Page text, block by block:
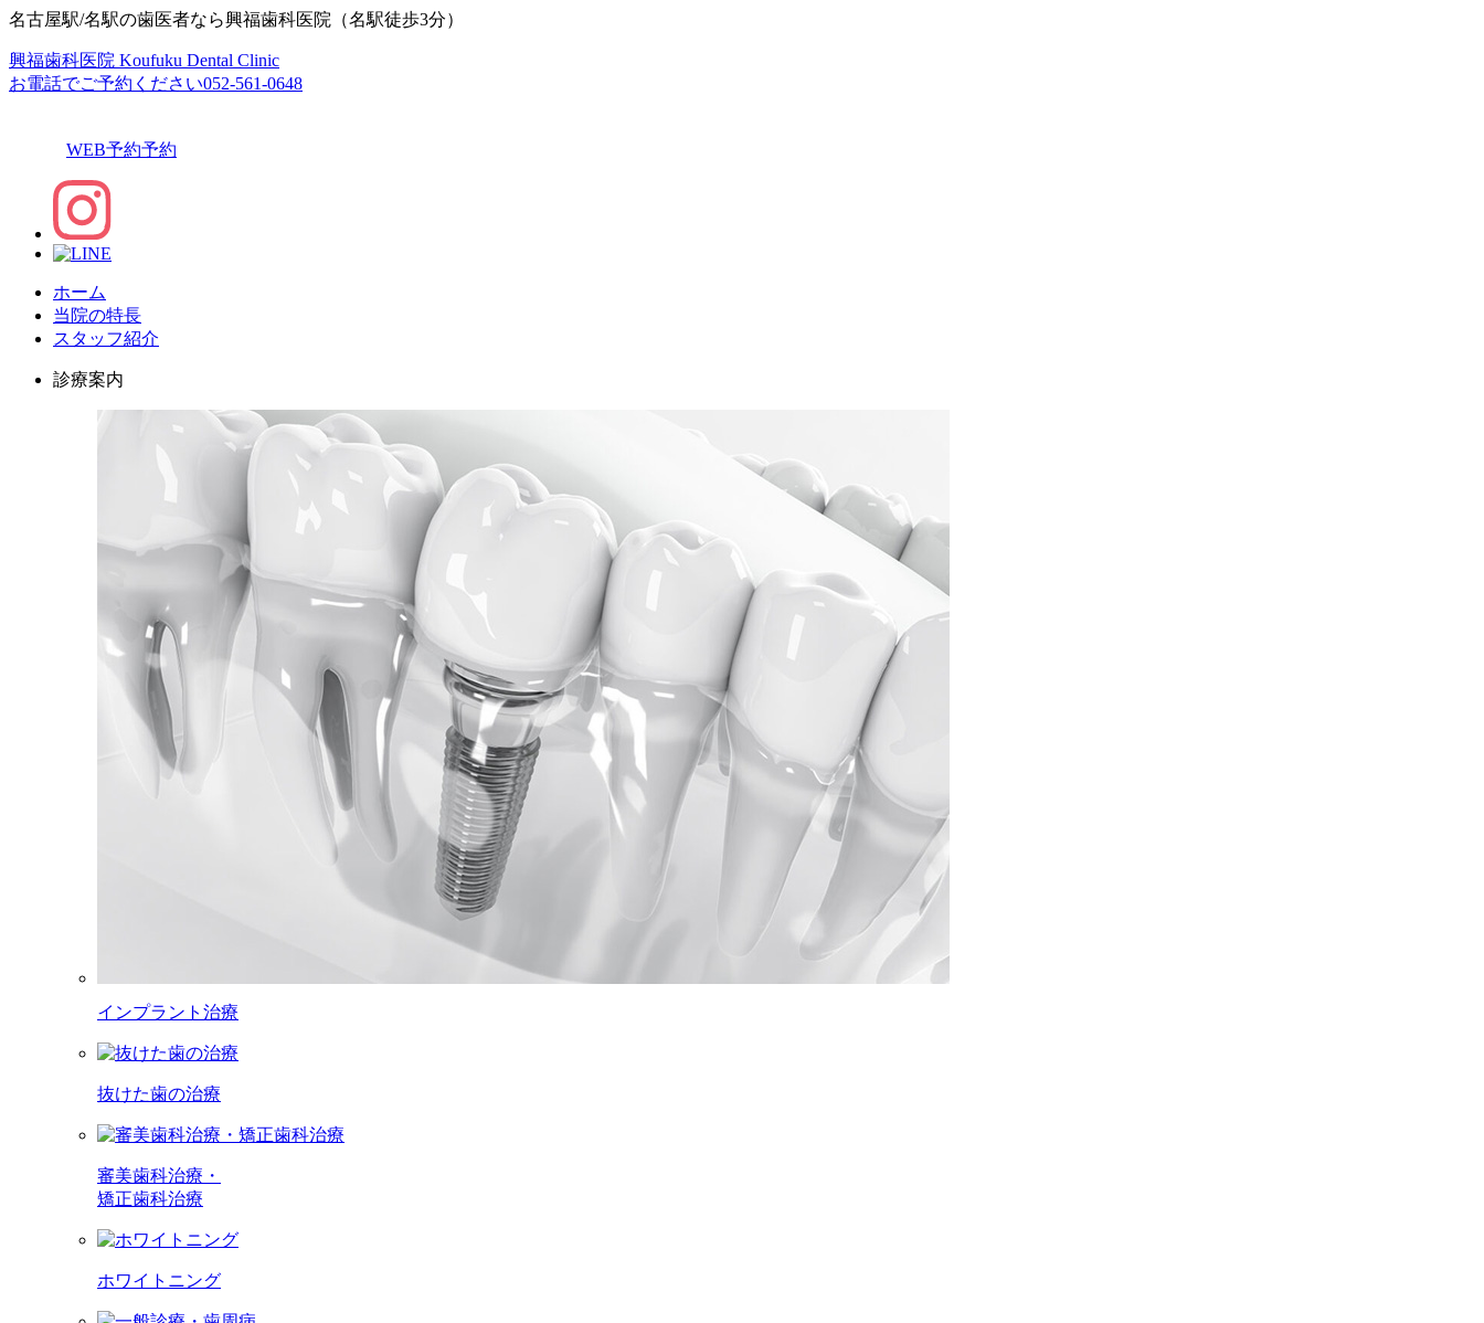
名古屋駅/名駅の歯医者なら興福歯科医院（名駅徒歩3分）
興福歯科医院 Koufuku Dental Clinic
お電話でご予約ください052-561-0648
WEB予約予約
ホーム
当院の特長
スタッフ紹介
診療案内
インプラント治療
抜けた歯の治療
審美歯科治療・
矯正歯科治療
ホワイトニング